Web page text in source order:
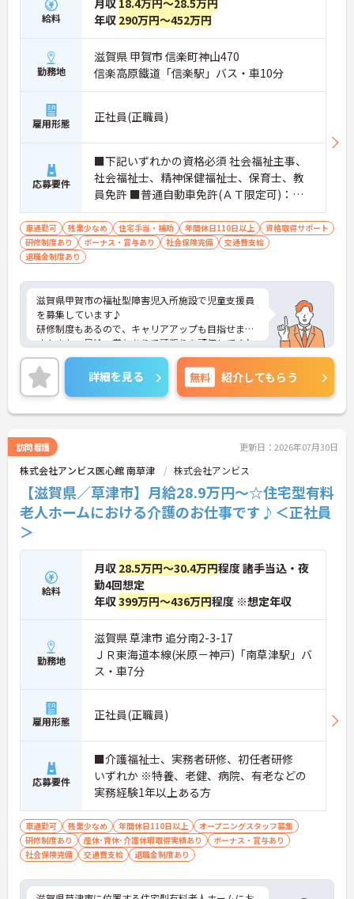
給料
月収 18.4万円～28.5万円
年収 290万円～452万円
勤務地
滋賀県 甲賀市 信楽町神山470
信楽高原鐵道「信楽駅」バス・車10分
雇用形態 正社員(正職員)
応募要件
■下記いずれかの資格必須 社会福祉主事、
社会福祉士、精神保健福祉士、保育士、教
員免許 ■普通自動車免許(ＡＴ限定可)：必
須 ■経験必須
車通勤可 残業少なめ 住宅手当・補助 年間休日110日以上
資格取得サポート
研修制度あり
ボーナス・賞与あり 社会保険完備
交通費支給
退職金制度あり
滋賀県甲賀市の福祉型障害児入所施設で児童支援員
を募集しています♪
研修制度もあるので、キャリアアップも目指せま
す！また、昇給・賞与ありで頑張りを評価してくれ
る職場です◎
完全週休2日制、年間休日119日でプライベートの時
間も確保できます★
ご興味のある方は、面接のポイントをお伝えします
のでご連絡ください！
詳細を見る 無料 紹介してもらう
訪問看護 更新日：2026年07月30日
株式会社アンビス医心館 南草津 株式会社アンビス
【滋賀県／草津市】月給28.9万円～☆住宅型有料
老人ホームにおける介護のお仕事です♪＜正社員
＞
給料
月収 28.5万円～30.4万円程度 諸手当込・夜
勤4回想定
年収399万円～436万円程度 ※想定年収
勤務地
滋賀県 草津市 追分南2-3-17
ＪＲ東海道本線(米原－神戸)「南草津駅」バ
ス・車7分
雇用形態 正社員(正職員)
応募要件
■介護福祉士、実務者研修、初任者研修
いずれか ※特養、老健、病院、有老などの
実務経験1年以上ある方
車通勤可 残業少なめ 年間休日110日以上
オープニングスタッフ募集
研修制度あり
産休･育休･介護休暇取得実績あり
ボーナス・賞与あり
社会保険完備
交通費支給 退職金制度あり